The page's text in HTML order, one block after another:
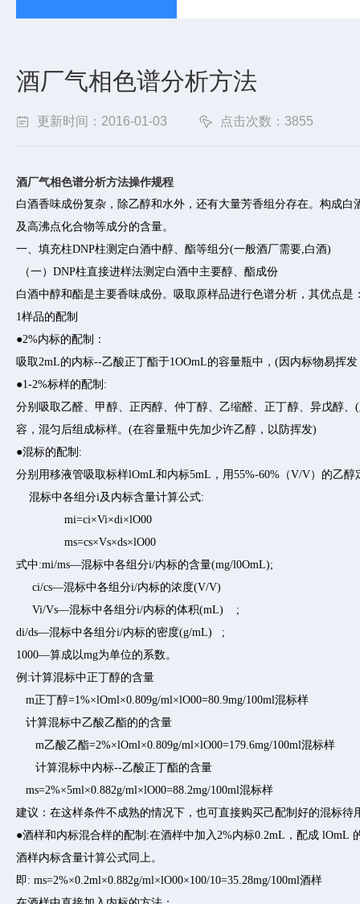
酒厂气相色谱分析方法
更新时间：2016-01-03 点击次数：3855
酒厂气相色谱分析方法操作规程
白酒香味成份复杂，除乙醇和水外，还有大量芳香组分存在。构成
及高沸点化合物等成分的含量。
一、填充柱DNP柱测定白酒中醇、酯等组分(一般酒厂需要,白酒)
（一）DNP柱直接进样法测定白酒中主要醇、酯成份
白酒中醇和酯是主要香味成份。吸取原样品进行色谱分析，其优点
1样品的配制
●2%内标的配制：
吸取2mL的内标--乙酸正丁酯于1OOmL的容量瓶中，(因内标物易挥
●1-2%标样的配制:
分别吸取乙醛、甲醇、正丙醇、仲丁醇、乙缩醛、正丁醇、异戊醇
容，混匀后组成标样。(在容量瓶中先加少许乙醇，以防挥发)
●混标的配制:
分别用移液管吸取标样lOmL和内标5mL，用55%-60%（V/V）的乙
混标中各组分i及内标含量计算公式:
mi=ci×Vi×di×lO00
ms=cs×Vs×ds×lO00
式中:mi/ms—混标中各组分i/内标的含量(mg/l0OmL);
ci/cs—混标中各组分i/内标的浓度(V/V)
Vi/Vs—混标中各组分i/内标的体积(mL) ;
di/ds—混标中各组分i/内标的密度(g/mL) ;
1000—算成以mg为单位的系数。
例:计算混标中正丁醇的含量
m正丁醇=1%×lOml×0.809g/ml×lO00=80.9mg/100ml混标样
计算混标中乙酸乙酯的的含量
m乙酸乙酯=2%×lOml×0.809g/ml×lO00=179.6mg/100ml混标
计算混标中内标--乙酸正丁酯的含量
ms=2%×5ml×0.882g/ml×lO00=88.2mg/100ml混标样
建议：在这样条件不成熟的情况下，也可直接购买己配制好的混标待
●酒样和内标混合样的配制:在酒样中加入2%内标0.2mL，配成 lOmL
酒样内标含量计算公式同上。
即: ms=2%×0.2ml×0.882g/ml×lO00×100/10=35.28mg/100ml酒样